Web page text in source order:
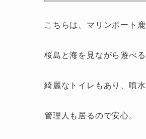
こちらは、マリンポート
桜島と海を見ながら遊べる
綺麗なトイレもあり、噴
管理人も居るので安心。